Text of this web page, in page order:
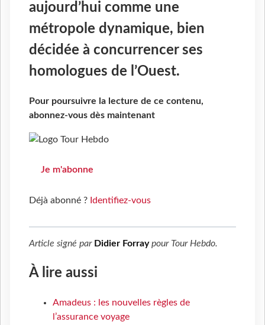
aujourd’hui comme une
métropole dynamique, bien
décidée à concurrencer ses
homologues de l’Ouest.
Pour poursuivre la lecture de ce contenu,
abonnez-vous dès maintenant
Je m'abonne
Déjà abonné ? Identifiez-vous
Article signé par Didier Forraypour Tour Hebdo.
À lire aussi
Amadeus : les nouvelles règles de
l’assurance voyage